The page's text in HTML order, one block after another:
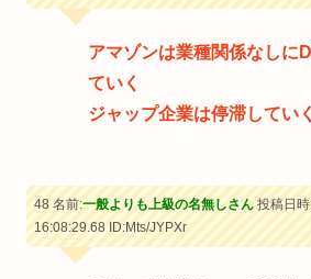
アマゾンは業種関係なしに
ていく
ジャップ企業は停滞してい
48 名前:一般よりも上級の名無しさん投稿日
16:08:29.68ID:Mts/JYPXr